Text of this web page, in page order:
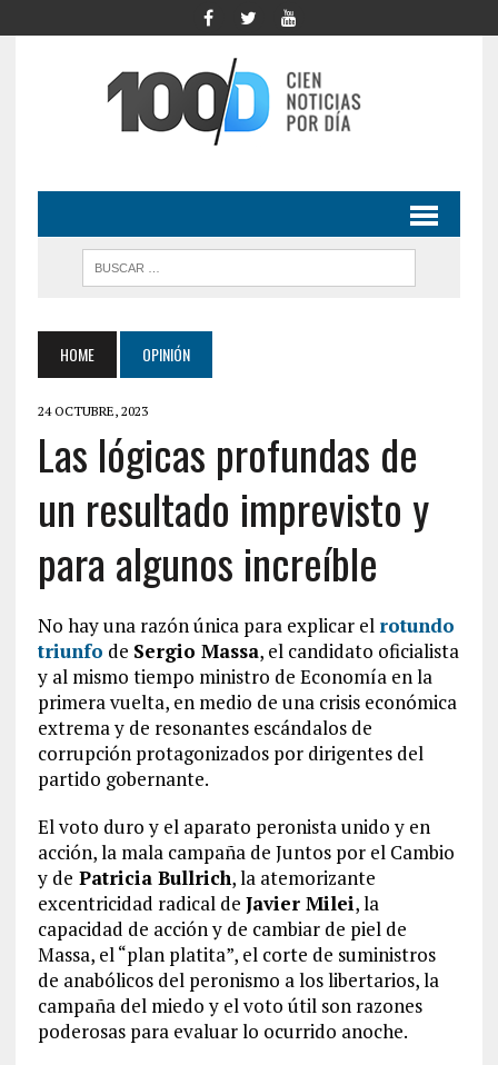
HOME OPINIÓN
24 OCTUBRE, 2023
Las lógicas profundas de
un resultado imprevisto y
para algunos increíble
No hay una razón única para explicar el rotundo
triunfo de Sergio Massa, el candidato oficialista
y al mismo tiempo ministro de Economía en la
primera vuelta, en medio de una crisis económica
extrema y de resonantes escándalos de
corrupción protagonizados por dirigentes del
partido gobernante.
El voto duro y el aparato peronista unido y en
acción, la mala campaña de Juntos por el Cambio
y de Patricia Bullrich, la atemorizante
excentricidad radical de Javier Milei, la
capacidad de acción y de cambiar de piel de
Massa, el “plan platita”, el corte de suministros
de anabólicos del peronismo a los libertarios, la
campaña del miedo y el voto útil son razones
poderosas para evaluar lo ocurrido anoche.